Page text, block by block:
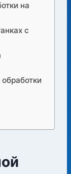
на
с